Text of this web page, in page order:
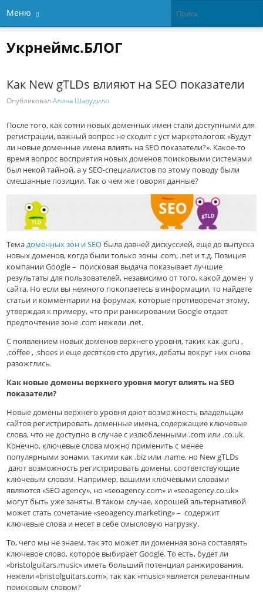
Меню
Укрнеймс.БЛОГ
Как New gTLDs влияют на SEO показатели
ОпубликовалАлина Шарудило
После того, как сотни новых доменных имен стали доступными для
регистрации, важный вопрос не сходит с уст маркетологов: «Будут
ли новые доменные имена влиять на SEO показатели?». Какое-то
время вопрос восприятия новых доменов поисковыми системами
был некой тайной, а у SEO-специалистов по этому поводу были
смешанные позиции. Так о чем же говорят данные?
Темадоменных зон и SEOбыла давней дискуссией, еще до выпуска
новых доменов, когда были только зоны .com, .net и т.д. Позиция
компании Google – поисковая выдача показывает лучшие
результаты для пользователей, независимо от того, какой домен у
сайта. Но если вы немного покопаетесь в информации, то найдете
статьи и комментарии на форумах, которые противоречат этому,
утверждая к примеру, что при ранжировании Google отдает
предпочтение зоне .com нежели .net.
С появлением новых доменов верхнего уровня, таких как .guru ,
.coffee , .shoes и еще десятков сто других, дебаты вокруг них снова
разожглись.
Как новые домены верхнего уровня могут влиять на SEO
показатели?
Новые домены верхнего уровня дают возможность владельцам
сайтов регистрировать доменные имена, содержащие ключевые
слова, что не доступно в случае с излюбленными .com или .co.uk.
Конечно, ключевые слова можно применить с менее
популярными зонами, такими как .biz или .name, но New gTLDs
дают возможность регистрировать домены, соответствующие
ключевым словам. Например, вашими ключевыми словами
являются «SEO agency», но «seoagency.com» и «seoagency.co.uk»
могут быть уже заняты. В таком случае, хорошей альтернативой
может стать сочетание «seoagency.marketing» – содержит
ключевые слова и несет в себе смысловую нагрузку.
То, чего мы не знаем, так это может ли доменная зона составлять
ключевое слово, которое выбирает Google. То есть, будет ли
«bristolguitars.music» иметь больший потенциал ранжирования,
нежели «bristolguitars.com», так как «music» является релевантным
поисковым словом?